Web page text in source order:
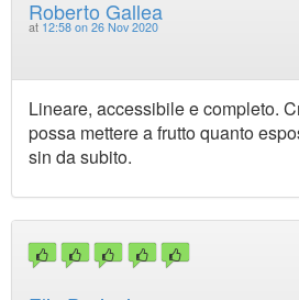
Roberto Gallea
at 12:58 on 26 Nov 2020
Lineare, accessibile e completo.
possa mettere a frutto quanto
sin da subito.